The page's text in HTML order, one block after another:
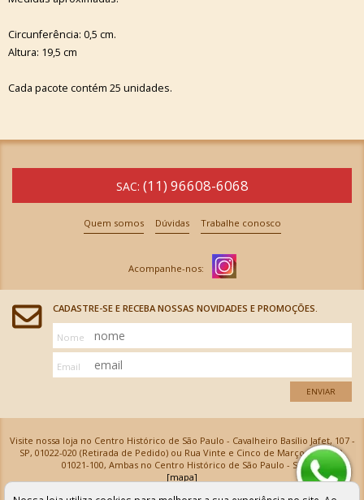
Circunferência: 0,5 cm.
Altura: 19,5 cm
Cada pacote contém 25 unidades.
SAC: (11) 96608-6068
Quem somos Dúvidas Trabalhe conosco
CADASTRE-SE E RECEBA NOSSAS NOVIDADES E PROMOÇÕES.
Nome
Email
ENVIAR
Visite nossa loja no Centro Histórico de São Paulo - Cavalheiro Basílio Jafet, 107 -
SP, 01022-020 (Retirada de Pedido) ou Rua Vinte e Cinco de Março, 576 - SP,
01021-100, Ambas no Centro Histórico de São Paulo - SP
[mapa]
Armarinhos Santa Cecília Ltda | CNPJ: 61.069.639/0001-18